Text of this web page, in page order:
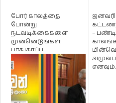
போர் காலத்தை
போன்று
நடவடிக்கைகளை
முன்னெடுங்கள்:
பாதுகாப்பு
செயலாளருக்கு
பணிப்புரை விடுத்தார்
ஜனாதிபத...
–